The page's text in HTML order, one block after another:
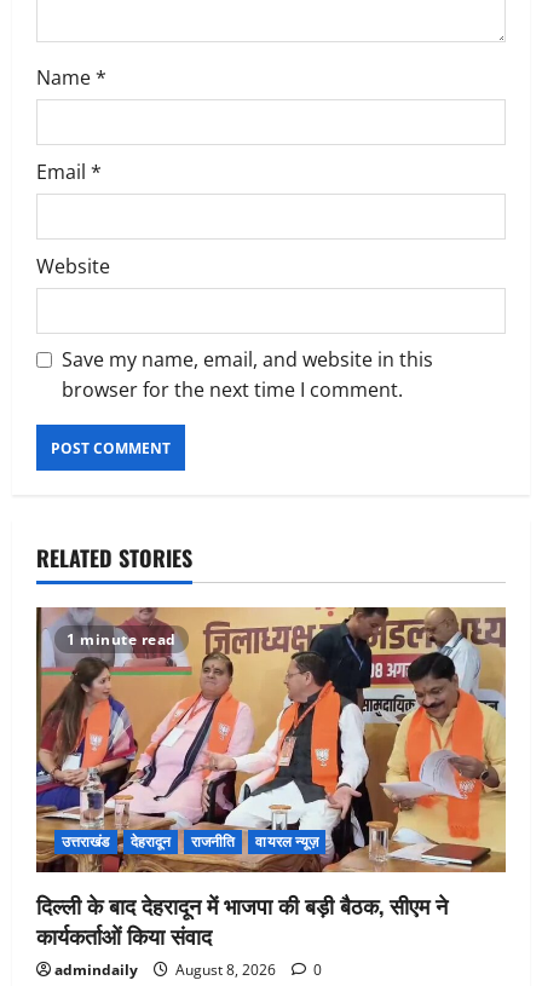
Name*
Email *
Website
Save my name, email, and website in this
browser for the next time I comment.
RELATED STORIES
1 minute read
उत्तराखंड देहरादून राजनीति वायरल न्यूज़
दिल्ली के बाद देहरादून में भाजपा की बड़ी बैठक, सीएम ने
कार्यकर्ताओं किया संवाद
admindaily August 8, 2026 0